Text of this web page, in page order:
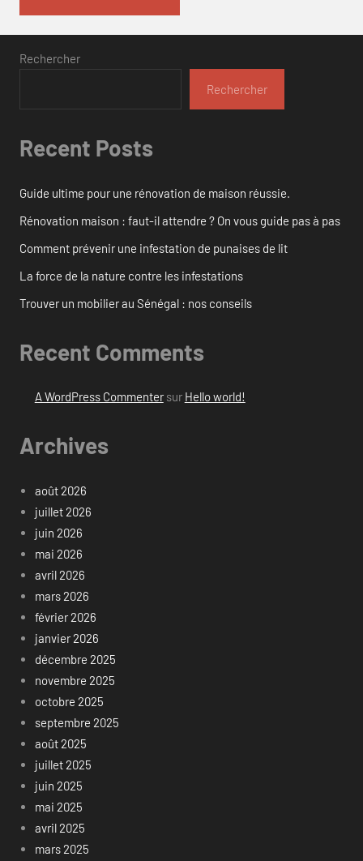
Rechercher
Rechercher
Recent Posts
Guide ultime pour une rénovation de maison réussie.
Rénovation maison : faut-il attendre ? On vous guide pas à pas
Comment prévenir une infestation de punaises de lit
La force de la nature contre les infestations
Trouver un mobilier au Sénégal : nos conseils
Recent Comments
A WordPress Commentersur Hello world!
Archives
août 2026
juillet 2026
juin 2026
mai 2026
avril 2026
mars 2026
février 2026
janvier 2026
décembre 2025
novembre 2025
octobre 2025
septembre 2025
août 2025
juillet 2025
juin 2025
mai 2025
avril 2025
mars 2025